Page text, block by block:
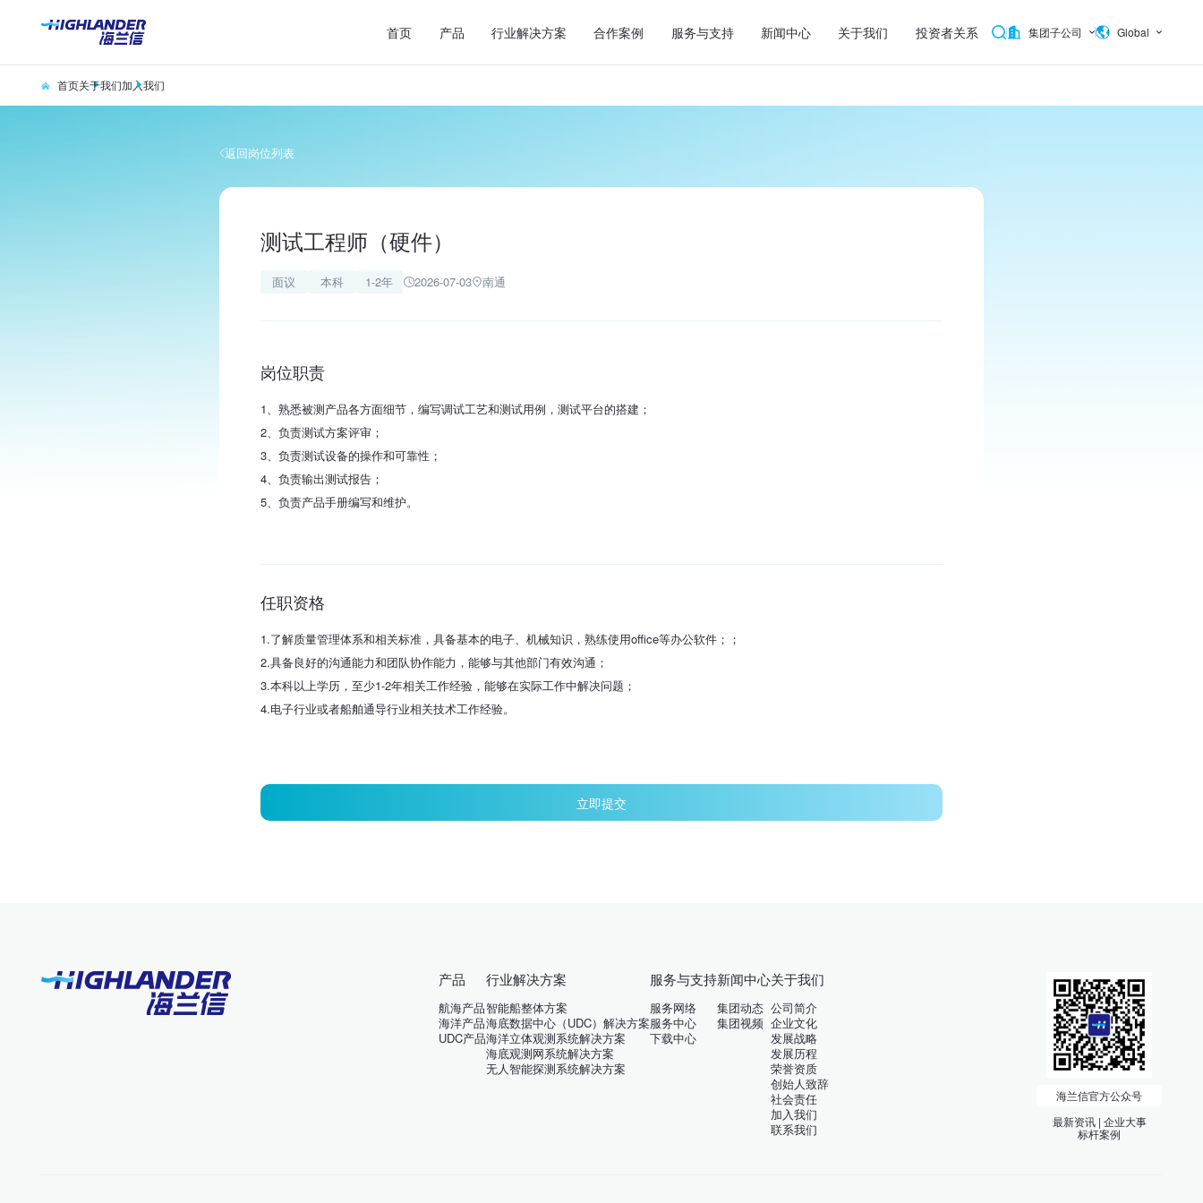
首页 产品 行业解决方案 合作案例 服务与支持 新闻中心 关于我们 投资者关系 集团子公司 Global
首页关于我们加入我们
返回岗位列表
测试工程师（硬件）
面议 本科 1-2年 2026-07-03 南通
岗位职责
1、熟悉被测产品各方面细节，编写调试工艺和测试用例，测试平台的搭建；
2、负责测试方案评审；
3、负责测试设备的操作和可靠性；
4、负责输出测试报告；
5、负责产品手册编写和维护。
任职资格
1.了解质量管理体系和相关标准，具备基本的电子、机械知识，熟练使用office等办公软件；；
2.具备良好的沟通能力和团队协作能力，能够与其他部门有效沟通；
3.本科以上学历，至少1-2年相关工作经验，能够在实际工作中解决问题；
4.电子行业或者船舶通导行业相关技术工作经验。
立即提交
产品
航海产品
海洋产品
UDC产品
行业解决方案
智能船整体方案
海底数据中心（UDC）解决方案
海洋立体观测系统解决方案
海底观测网系统解决方案
无人智能探测系统解决方案
服务与支持
服务网络
服务中心
下载中心
新闻中心
集团动态
集团视频
关于我们
公司简介
企业文化
发展战略
发展历程
荣誉资质
创始人致辞
社会责任
加入我们
联系我们
海兰信官方公众号
最新资讯 | 企业大事
标杆案例